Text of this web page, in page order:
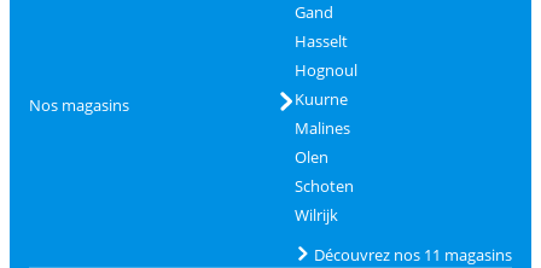
Nos magasins
Gand
Hasselt
Hognoul
Kuurne
Malines
Olen
Schoten
Wilrijk
Découvrez nos 11 magasins